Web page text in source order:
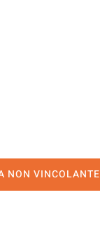
NON VINCOLANTE